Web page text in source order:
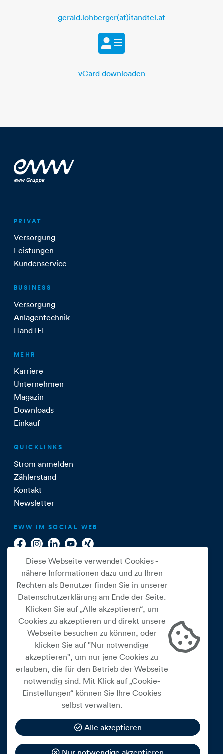
gerald.lohberger(at)itandtel.at
vCard
vCard downloaden
PRIVAT
Versorgung
Leistungen
Kundenservice
BUSINESS
Versorgung
Anlagentechnik
ITandTEL
MEHR
Karriere
Unternehmen
Magazin
Downloads
Einkauf
QUICKLINKS
Strom anmelden
Zählerstand
Kontakt
Newsletter
EWW IM SOCIAL WEB
Cookie Einstellungen
Datenschutz
Impressum
Widerrufsbelehrung
Medienfreiheitsgesetz
Barrierefreiheitserklärung
Hinweisgeberschutz
Diese Webseite verwendet Cookies -
nähere Informationen dazu und zu Ihren
Rechten als Benutzer finden Sie in unserer
Datenschutzerklärung am Ende der Seite.
Klicken Sie auf „Alle akzeptieren“, um
Cookies zu akzeptieren und direkt unsere
Webseite besuchen zu können, oder
klicken Sie auf "Nur notwendige
akzeptieren", um nur jene Cookies zu
erlauben, die für den Betrieb der Webseite
notwendig sind. Mit Klick auf „Cookie-
Einstellungen“ können Sie Ihre Cookies
selbst verwalten.
Alle akzeptieren
Nur notwendige akzeptieren